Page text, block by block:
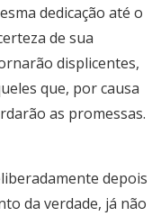
dedicação até o
de sua
displicentes,
que, por causa
as promessas.
depois
da verdade, já não